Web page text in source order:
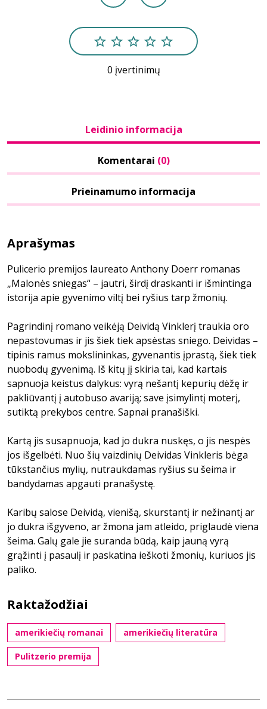
0 įvertinimų
Leidinio informacija
Komentarai (0)
Prieinamumo informacija
Aprašymas
Pulicerio premijos laureato Anthony Doerr romanas
„Malonės sniegas“ – jautri, širdį draskanti ir išmintinga
istorija apie gyvenimo viltį bei ryšius tarp žmonių.
Pagrindinį romano veikėją Deividą Vinklerį traukia oro
nepastovumas ir jis šiek tiek apsėstas sniego. Deividas –
tipinis ramus mokslininkas, gyvenantis įprastą, šiek tiek
nuobodų gyvenimą. Iš kitų jį skiria tai, kad kartais
sapnuoja keistus dalykus: vyrą nešantį kepurių dėžę ir
pakliūvantį į autobuso avariją; save įsimylintį moterį,
sutiktą prekybos centre. Sapnai pranašiški.
Kartą jis susapnuoja, kad jo dukra nuskęs, o jis nespės
jos išgelbėti. Nuo šių vaizdinių Deividas Vinkleris bėga
tūkstančius mylių, nutraukdamas ryšius su šeima ir
bandydamas apgauti pranašystę.
Karibų salose Deividą, vienišą, skurstantį ir nežinantį ar
jo dukra išgyveno, ar žmona jam atleido, priglaudė viena
šeima. Galų gale jie suranda būdą, kaip jauną vyrą
grąžinti į pasaulį ir paskatina ieškoti žmonių, kuriuos jis
paliko.
Raktažodžiai
amerikiečių romanai amerikiečių literatūra
Pulitzerio premija